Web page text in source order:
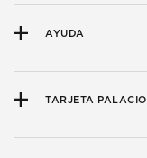
AYUDA
TARJETA PALACIO